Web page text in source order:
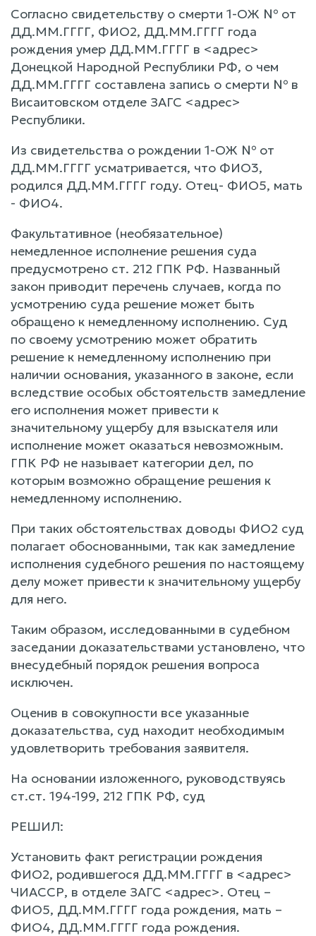
Согласно свидетельству о смерти 1-ОЖ № от
ДД.ММ.ГГГГ, ФИО2, ДД.ММ.ГГГГ года
рождения умер ДД.ММ.ГГГГ в <адрес>
Донецкой Народной Республики РФ, о чем
ДД.ММ.ГГГГ составлена запись о смерти № в
Висаитовском отделе ЗАГС <адрес>
Республики.
Из свидетельства о рождении 1-ОЖ № от
ДД.ММ.ГГГГ усматривается, что ФИО3,
родился ДД.ММ.ГГГГ году. Отец- ФИО5, мать
- ФИО4.
Факультативное (необязательное)
немедленное исполнение решения суда
предусмотрено ст. 212 ГПК РФ. Названный
закон приводит перечень случаев, когда по
усмотрению суда решение может быть
обращено к немедленному исполнению. Суд
по своему усмотрению может обратить
решение к немедленному исполнению при
наличии основания, указанного в законе, если
вследствие особых обстоятельств замедление
его исполнения может привести к
значительному ущербу для взыскателя или
исполнение может оказаться невозможным.
ГПК РФ не называет категории дел, по
которым возможно обращение решения к
немедленному исполнению.
При таких обстоятельствах доводы ФИО2 суд
полагает обоснованными, так как замедление
исполнения судебного решения по настоящему
делу может привести к значительному ущербу
для него.
Таким образом, исследованными в судебном
заседании доказательствами установлено, что
внесудебный порядок решения вопроса
исключен.
Оценив в совокупности все указанные
доказательства, суд находит необходимым
удовлетворить требования заявителя.
На основании изложенного, руководствуясь
ст.ст. 194-199, 212 ГПК РФ, суд
РЕШИЛ:
Установить факт регистрации рождения
ФИО2, родившегося ДД.ММ.ГГГГ в <адрес>
ЧИАССР, в отделе ЗАГС <адрес>. Отец –
ФИО5, ДД.ММ.ГГГГ года рождения, мать –
ФИО4, ДД.ММ.ГГГГ года рождения.